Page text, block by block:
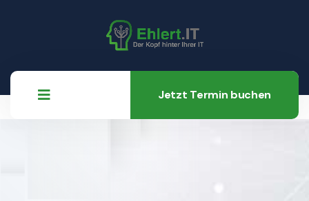
Jetzt Termin buchen